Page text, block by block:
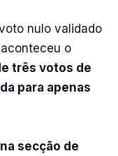
nulo validado
o
três votos de
para apenas
secção de